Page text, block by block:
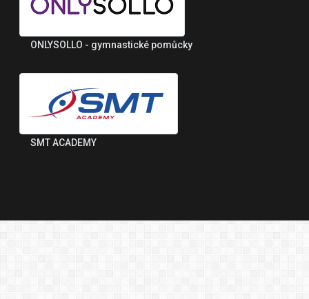
ONLYSOLLO - gymnastické pomůcky
SMT ACADEMY